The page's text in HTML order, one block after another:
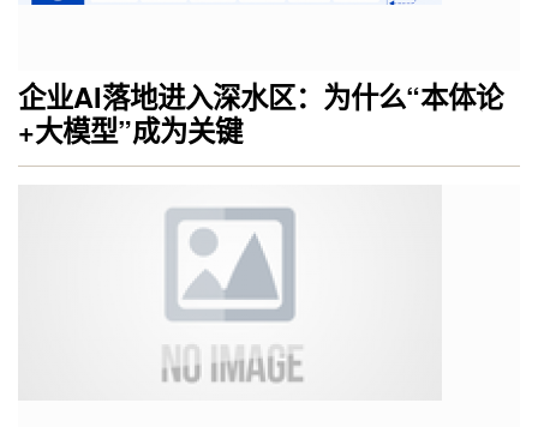
企业AI落地进入深水区：为什么“本体论
+大模型”成为关键